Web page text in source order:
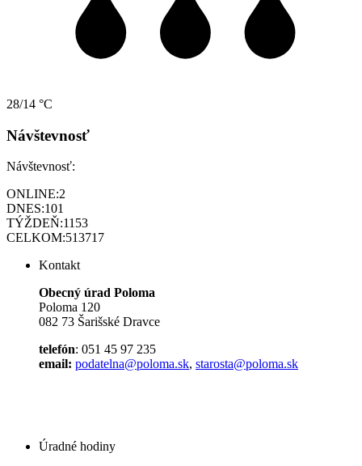
28/14 °C
Návštevnosť
Návštevnosť:
ONLINE:2
DNES:101
TÝŽDEŇ:1153
CELKOM:513717
Kontakt
Obecný úrad Poloma
Poloma 120
082 73 Šarišské Dravce
telefón: 051 45 97 235
email: podatelna@poloma.sk, starosta@poloma.sk
Úradné hodiny